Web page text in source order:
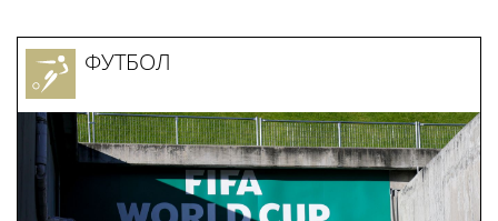
ФУТБОЛ